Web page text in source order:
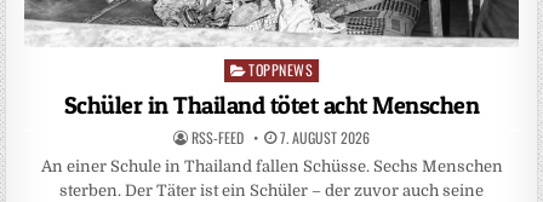
Posted
in
TOPPNEWS
Schüler in Thailand tötet acht Menschen
RSS-FEED 7. AUGUST 2026
An einer Schule in Thailand fallen Schüsse. Sechs Menschen
sterben. Der Täter ist ein Schüler – der zuvor auch seine